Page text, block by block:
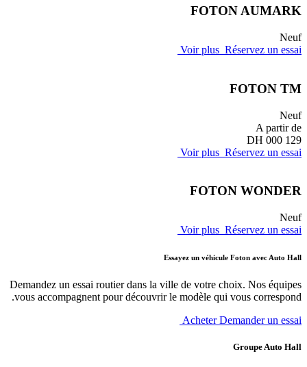
FOTON AUMARK
Neuf
Voir plus Réservez un essai
FOTON TM
Neuf
A partir de
129 000 DH
Voir plus Réservez un essai
FOTON WONDER
Neuf
Voir plus Réservez un essai
Essayez un véhicule Foton avec Auto Hall
Demandez un essai routier dans la ville de votre choix. Nos équipes
vous accompagnent pour découvrir le modèle qui vous correspond.
AcheterDemander un essai
Groupe Auto Hall